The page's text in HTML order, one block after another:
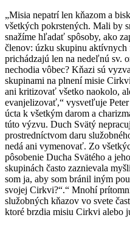
„Misia nepatrí len kňazom a
všetkých pokrstených. Mali by
snažíme hľadať spôsoby, ako
členov: úzku skupinu
prichádzajú len na nedeľnú sv.
nechodia vôbec? Kňazi sú
skupinami na plnení misie
ani kritizovať všetko naokolo,
evanjelizovať,“ vysvetľuje
úcta k všetkým darom a
túto výzvu. Duch Svätý
prostredníctvom daru
nedá ani vymenovať. Zo
pôsobenie Ducha Svätého a
skupinách často zaznievala
som ja, aby som bránil iným
svojej Cirkvi?“.“ Mnohí
služobných kňazov vo svete
ktoré brzdia misiu Cirkvi alebo